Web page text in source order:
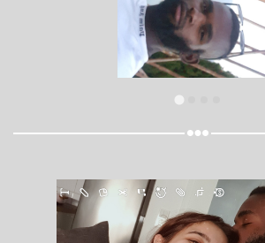
Share your page
Share on Facebook
Share on Linkedin
Share on WhatsApp
Share on Email